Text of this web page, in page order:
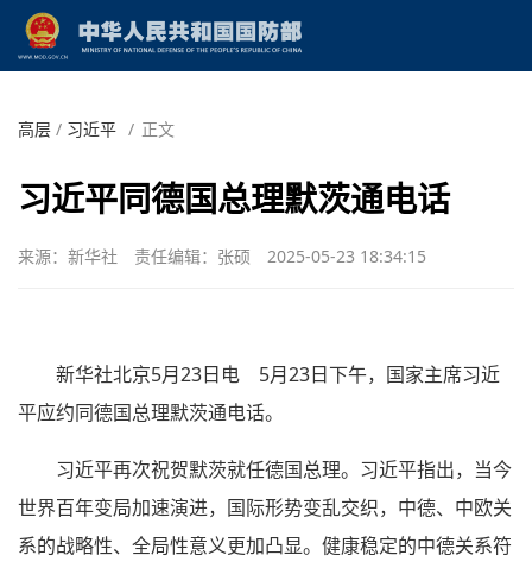
高层 / 习近平 / 正文
习近平同德国总理默茨通电话
来源：新华社 责任编辑：张硕 2025-05-23 18:34:15
新华社北京5月23日电 5月23日下午，国家主席习近
平应约同德国总理默茨通电话。
习近平再次祝贺默茨就任德国总理。习近平指出，当今
世界百年变局加速演进，国际形势变乱交织，中德、中欧关
系的战略性、全局性意义更加凸显。健康稳定的中德关系符